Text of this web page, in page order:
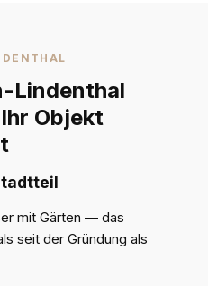
Lindenthal
Objekt
mit Gärten — das
seit der Gründung als